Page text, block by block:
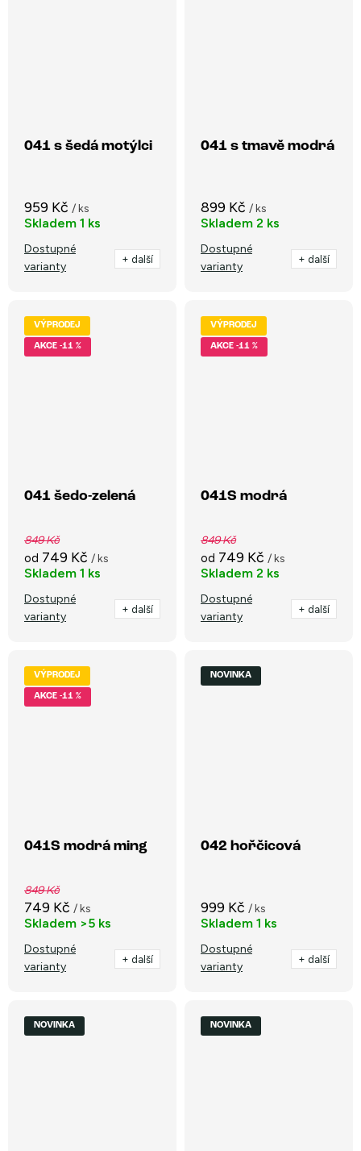
041 s šedá motýlci
959 Kč / ks
Skladem 1 ks
Dostupné
varianty
+ další
041 s tmavě modrá
899 Kč / ks
Skladem 2 ks
Dostupné
varianty
+ další
VÝPRODEJ
-11 %
041 šedo-zelená
849 Kč
od 749 Kč / ks
Skladem 1 ks
Dostupné
varianty
+ další
VÝPRODEJ
-11 %
041S modrá
849 Kč
od 749 Kč / ks
Skladem 2 ks
Dostupné
varianty
+ další
VÝPRODEJ
-11 %
041S modrá ming
849 Kč
749 Kč / ks
Skladem >5 ks
Dostupné
varianty
+ další
NOVINKA
042 hořčicová
999 Kč / ks
Skladem 1 ks
Dostupné
varianty
+ další
NOVINKA NOVINKA